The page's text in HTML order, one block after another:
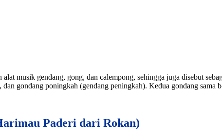
musik gendang, gong, dan calempong, sehingga juga disebut
gondang poningkah (gendang peningkah). Kedua gondang sama
Paderi dari Rokan)